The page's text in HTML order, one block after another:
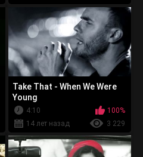
Take That - When We Were
Young
4:10
100%
14 лет назад
3 229